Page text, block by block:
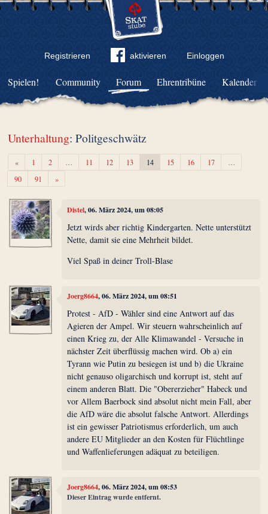
Registrieren aktivieren Einloggen
Community Forum Ehrentribüne Kalender
Spielen!
Unterhaltung: Politgeschwätz
«Zurück1 2 … 11 12 13 14 15 16 17
…
90
91 »Weiter
Distel, 06. März 2024, um 08:05
Jetzt wirds aber richtig Kindergarten. Nette unterstützt
Nette, damit sie eine Mehrheit bildet.
Viel Spaß in deiner Troll-Blase
Joerg8664, 06. März 2024, um 08:51
Protest - AfD - Wähler sind eine Antwort auf das
Agieren der Ampel. Wir steuern wahrscheinlich auf
einen Krieg zu, der Alle Klimawandel - Versuche in
nächster Zeit überflüssig machen wird. Ob a) ein
Tyrann wie Putin zu besiegen ist und b) die Ukraine
nicht genauso oligarchisch und korrupt ist, steht auf
einem anderen Blatt. Die "Obererzieher" Habeck und
vor Allem Baerbock sind absolut nicht mein Fall, aber
die AfD wäre die absolut falsche Antwort. Allerdings
ist ein gewisser Patriotismus erforderlich, um auch
andere EU Mitglieder an den Kosten für Flüchtlinge
und Waffenlieferungen adäquat zu beteiligen.
Joerg8664, 06. März 2024, um 08:53
Dieser Eintrag wurde entfernt.